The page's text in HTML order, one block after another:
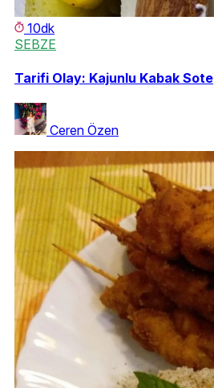
10dk
SEBZE
Tarifi Olay: Kajunlu Kabak Sote
Ceren Özen